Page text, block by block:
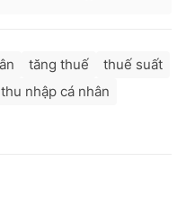
tăng thuế
thuế suất
nhập cá nhân